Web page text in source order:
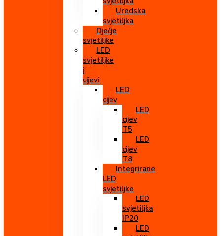
Uredska
svjetiljka
Dječje
svjetiljke
LED
svjetiljke
i
cijevi
LED
cijev
LED
cijev
T5
LED
cijev
T8
Integrirane
LED
svjetiljke
LED
svjetiljka
IP20
LED